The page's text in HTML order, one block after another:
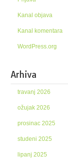
Kanal objava
Kanal komentara
WordPress.org
Arhiva
travanj 2026
ožujak 2026
prosinac 2025
studeni 2025
lipanj 2025